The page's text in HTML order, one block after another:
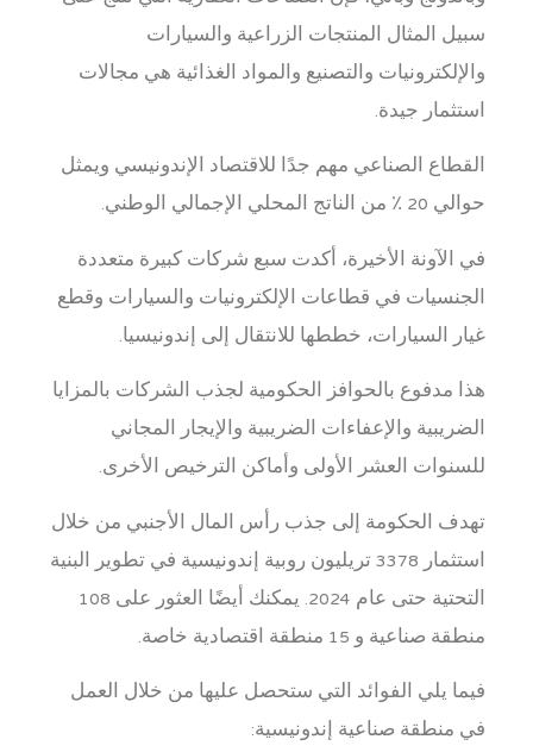
سبيل المثال المنتجات الزراعية والسيارات
والإلكترونيات والتصنيع والمواد الغذائية هي مجالات
استثمار جيدة.
القطاع الصناعي مهم جدًا للاقتصاد الإندونيسي ويمثل
حوالي 20 ٪ من الناتج المحلي الإجمالي الوطني.
في الآونة الأخيرة، أكدت سبع شركات كبيرة متعددة
الجنسيات في قطاعات الإلكترونيات والسيارات وقطع
غيار السيارات، خططها للانتقال إلى إندونيسيا.
هذا مدفوع بالحوافز الحكومية لجذب الشركات بالمزايا
الضريبية والإعفاءات الضريبية والإيجار المجاني
للسنوات العشر الأولى وأماكن الترخيص الأخرى.
تهدف الحكومة إلى جذب رأس المال الأجنبي من خلال
استثمار 3378 تريليون روبية إندونيسية في تطوير البنية
التحتية حتى عام 2024. يمكنك أيضًا العثور على 108
منطقة صناعية و 15 منطقة اقتصادية خاصة.
فيما يلي الفوائد التي ستحصل عليها من خلال العمل
في منطقة صناعية إندونيسية: